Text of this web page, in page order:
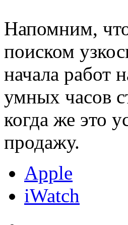
Напомним,
поиском
начала работ
умных часов
когда же это
продажу.
Apple
iWatch